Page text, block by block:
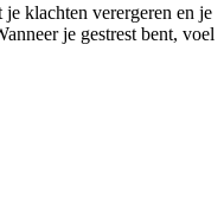
klachten verergeren en je
je gestrest bent, voel